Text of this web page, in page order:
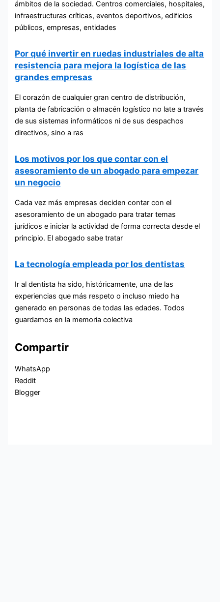
ámbitos de la sociedad. Centros comerciales, hospitales,
infraestructuras críticas, eventos deportivos, edificios
públicos, empresas, entidades
Por qué invertir en ruedas industriales de alta
resistencia para mejora la logística de las
grandes empresas
El corazón de cualquier gran centro de distribución,
planta de fabricación o almacén logístico no late a través
de sus sistemas informáticos ni de sus despachos
directivos, sino a ras
Los motivos por los que contar con el
asesoramiento de un abogado para empezar
un negocio
Cada vez más empresas deciden contar con el
asesoramiento de un abogado para tratar temas
jurídicos e iniciar la actividad de forma correcta desde el
principio. El abogado sabe tratar
La tecnología empleada por los dentistas
Ir al dentista ha sido, históricamente, una de las
experiencias que más respeto o incluso miedo ha
generado en personas de todas las edades. Todos
guardamos en la memoria colectiva
Compartir
WhatsApp
Reddit
Blogger